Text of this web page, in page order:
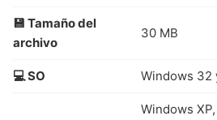
💾 Tamaño del
archivo
30 MB
💻 SO Windows 32
Windows